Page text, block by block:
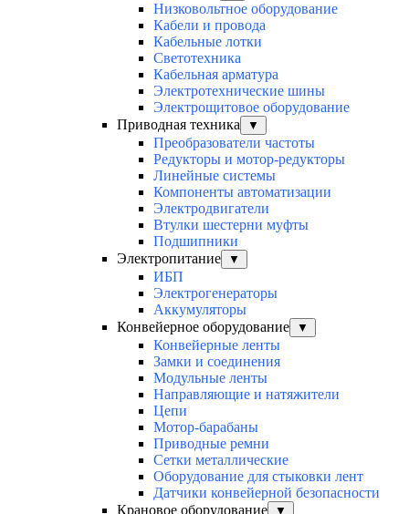
Низковольтное оборудование
Кабели и провода
Кабельные лотки
Светотехника
Кабельная арматура
Электротехнические шины
Электрощитовое оборудование
Приводная техника
▼
Преобразователи частоты
Редукторы и мотор-редукторы
Линейные системы
Компоненты автоматизации
Электродвигатели
Втулки шестерни муфты
Подшипники
Электропитание
▼
ИБП
Электрогенераторы
Аккумуляторы
Конвейерное оборудование
▼
Конвейерные ленты
Замки и соединения
Модульные ленты
Направляющие и натяжители
Цепи
Мотор-барабаны
Приводные ремни
Сетки металлические
Оборудование для стыковки лент
Датчики конвейерной безопасности
Крановое оборудование
▼